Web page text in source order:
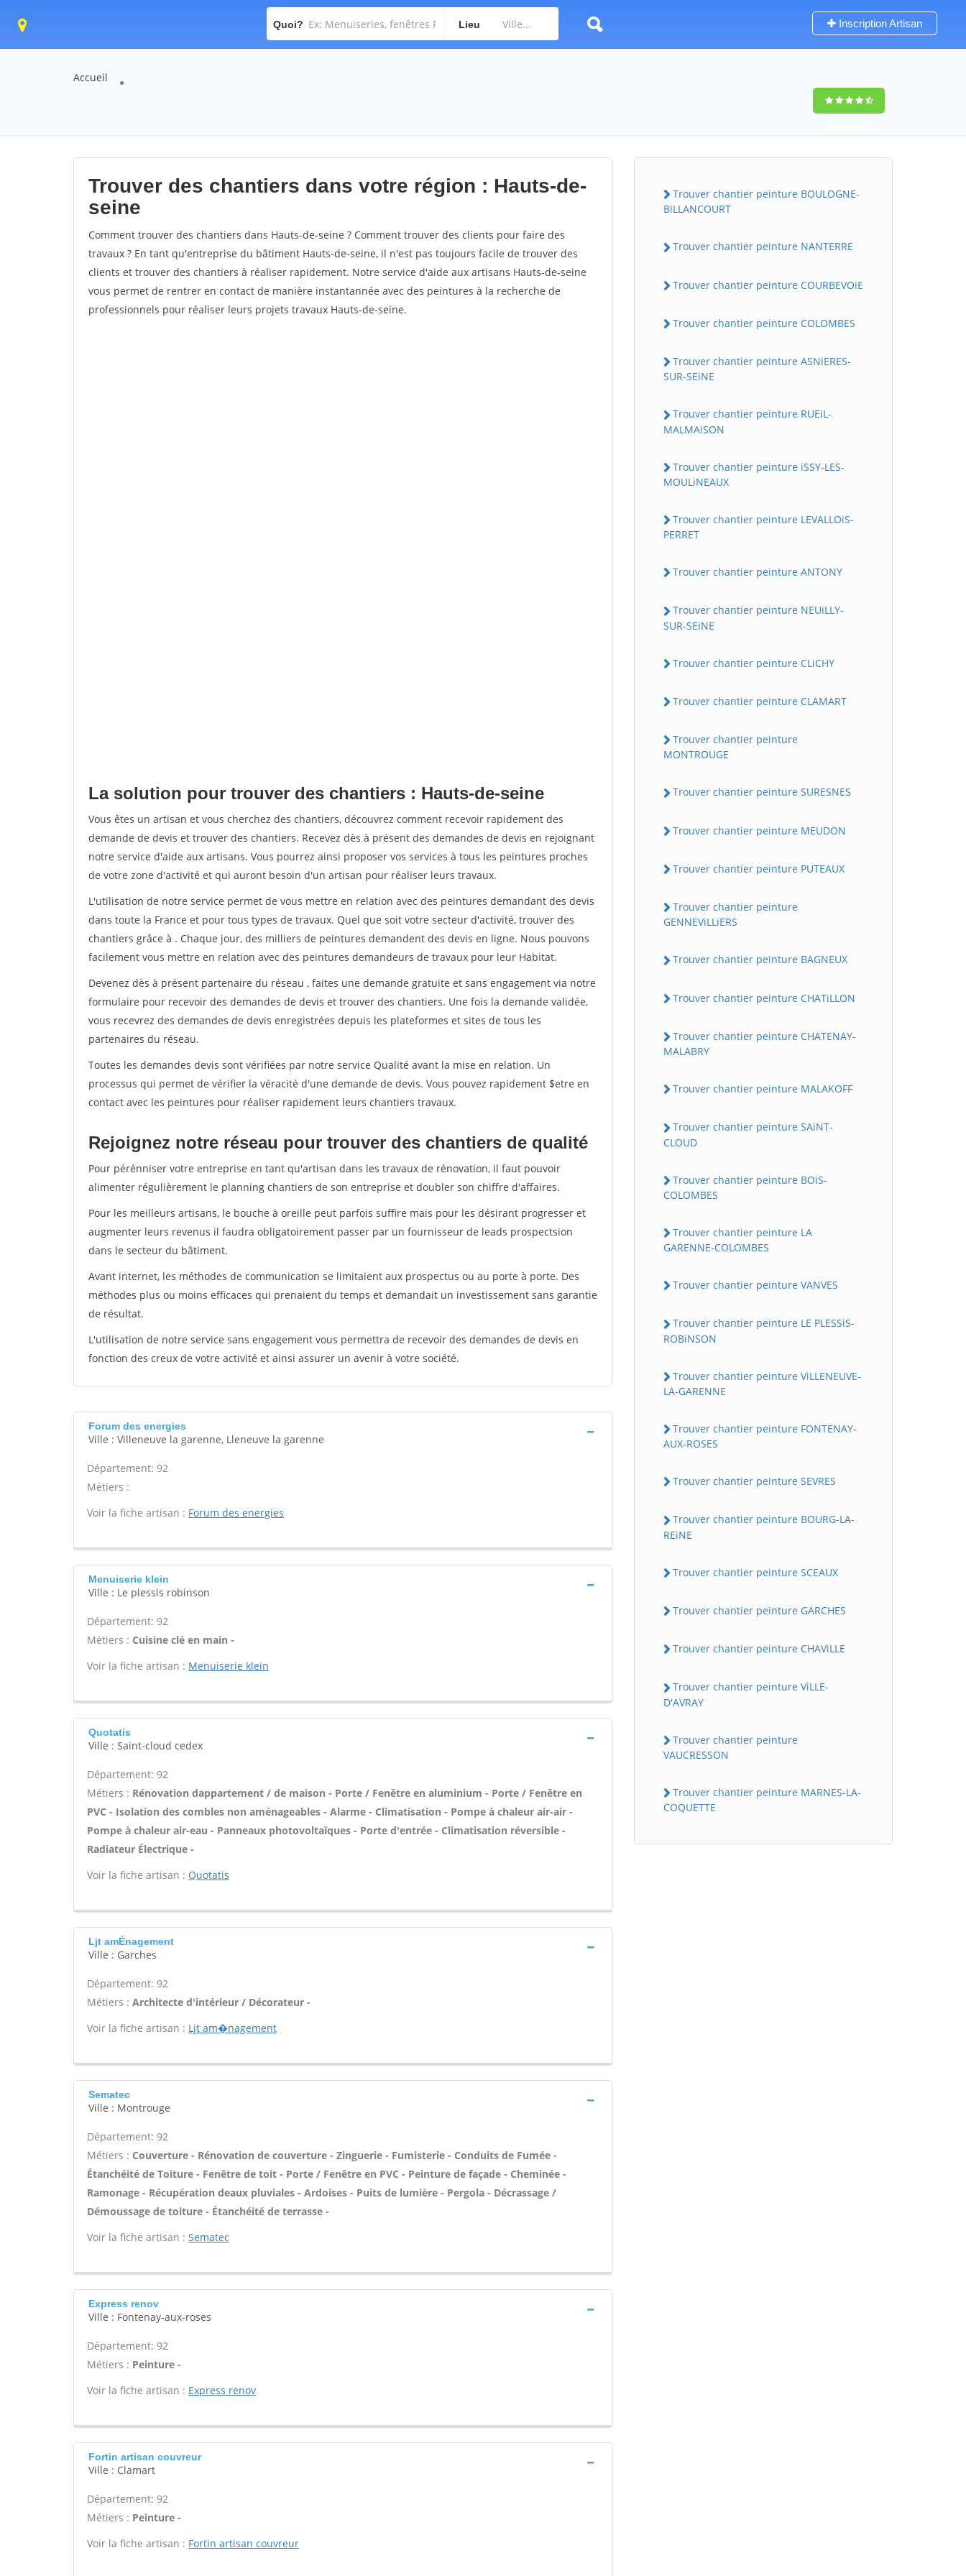
Quoi? Lieu Inscription Artisan
Accueil
Trouver des chantiers dans votre région : Hauts-de-
seine
Comment trouver des chantiers dans Hauts-de-seine ? Comment trouver des clients pour faire des
travaux ? En tant qu'entreprise du bâtiment Hauts-de-seine, il n'est pas toujours facile de trouver des
clients et trouver des chantiers à réaliser rapidement. Notre service d'aide aux artisans Hauts-de-seine
vous permet de rentrer en contact de manière instantannée avec des peintures à la recherche de
professionnels pour réaliser leurs projets travaux Hauts-de-seine.
La solution pour trouver des chantiers : Hauts-de-seine
Vous êtes un artisan et vous cherchez des chantiers, découvrez comment recevoir rapidement des
demande de devis et trouver des chantiers. Recevez dès à présent des demandes de devis en rejoignant
notre service d'aide aux artisans. Vous pourrez ainsi proposer vos services à tous les peintures proches
de votre zone d'activité et qui auront besoin d'un artisan pour réaliser leurs travaux.
L'utilisation de notre service permet de vous mettre en relation avec des peintures demandant des devis
dans toute la France et pour tous types de travaux. Quel que soit votre secteur d'activité, trouver des
chantiers grâce à . Chaque jour, des milliers de peintures demandent des devis en ligne. Nous pouvons
facilement vous mettre en relation avec des peintures demandeurs de travaux pour leur Habitat.
Devenez dès à présent partenaire du réseau , faites une demande gratuite et sans engagement via notre
formulaire pour recevoir des demandes de devis et trouver des chantiers. Une fois la demande validée,
vous recevrez des demandes de devis enregistrées depuis les plateformes et sites de tous les
partenaires du réseau.
Toutes les demandes devis sont vérifiées par notre service Qualité avant la mise en relation. Un
processus qui permet de vérifier la véracité d'une demande de devis. Vous pouvez rapidement $etre en
contact avec les peintures pour réaliser rapidement leurs chantiers travaux.
Rejoignez notre réseau pour trouver des chantiers de qualité
Pour pérénniser votre entreprise en tant qu'artisan dans les travaux de rénovation, il faut pouvoir
alimenter régulièrement le planning chantiers de son entreprise et doubler son chiffre d'affaires.
Pour les meilleurs artisans, le bouche à oreille peut parfois suffire mais pour les désirant progresser et
augmenter leurs revenus il faudra obligatoirement passer par un fournisseur de leads prospectsion
dans le secteur du bâtiment.
Avant internet, les méthodes de communication se limitaient aux prospectus ou au porte à porte. Des
méthodes plus ou moins efficaces qui prenaient du temps et demandait un investissement sans garantie
de résultat.
L'utilisation de notre service sans engagement vous permettra de recevoir des demandes de devis en
fonction des creux de votre activité et ainsi assurer un avenir à votre société.
Forum des energies
Ville : Villeneuve la garenne, Lleneuve la garenne
Département: 92
Métiers :
Voir la fiche artisan : Forum des energies
Menuiserie klein
Ville : Le plessis robinson
Département: 92
Métiers : Cuisine clé en main -
Voir la fiche artisan : Menuiserie klein
Quotatis
Ville : Saint-cloud cedex
Département: 92
Métiers : Rénovation dappartement / de maison - Porte / Fenêtre en aluminium - Porte / Fenêtre en
PVC - Isolation des combles non aménageables - Alarme - Climatisation - Pompe à chaleur air-air -
Pompe à chaleur air-eau - Panneaux photovoltaïques - Porte d'entrée - Climatisation réversible -
Radiateur Électrique -
Voir la fiche artisan : Quotatis
Ljt amÉnagement
Ville : Garches
Département: 92
Métiers : Architecte d'intérieur / Décorateur -
Voir la fiche artisan : Ljt am�nagement
Sematec
Ville : Montrouge
Département: 92
Métiers : Couverture - Rénovation de couverture - Zinguerie - Fumisterie - Conduits de Fumée -
Étanchéité de Toiture - Fenêtre de toit - Porte / Fenêtre en PVC - Peinture de façade - Cheminée -
Ramonage - Récupération deaux pluviales - Ardoises - Puits de lumière - Pergola - Décrassage /
Démoussage de toiture - Étanchéité de terrasse -
Voir la fiche artisan : Sematec
Express renov
Ville : Fontenay-aux-roses
Département: 92
Métiers : Peinture -
Voir la fiche artisan : Express renov
Fortin artisan couvreur
Ville : Clamart
Département: 92
Métiers : Peinture -
Voir la fiche artisan : Fortin artisan couvreur
Trouver chantier peinture BOULOGNE-
BiLLANCOURT
Trouver chantier peinture NANTERRE
Trouver chantier peinture COURBEVOiE
Trouver chantier peinture COLOMBES
Trouver chantier peinture ASNiERES-
SUR-SEiNE
Trouver chantier peinture RUEiL-
MALMAiSON
Trouver chantier peinture iSSY-LES-
MOULiNEAUX
Trouver chantier peinture LEVALLOiS-
PERRET
Trouver chantier peinture ANTONY
Trouver chantier peinture NEUiLLY-
SUR-SEiNE
Trouver chantier peinture CLiCHY
Trouver chantier peinture CLAMART
Trouver chantier peinture
MONTROUGE
Trouver chantier peinture SURESNES
Trouver chantier peinture MEUDON
Trouver chantier peinture PUTEAUX
Trouver chantier peinture
GENNEViLLiERS
Trouver chantier peinture BAGNEUX
Trouver chantier peinture CHATiLLON
Trouver chantier peinture CHATENAY-
MALABRY
Trouver chantier peinture MALAKOFF
Trouver chantier peinture SAiNT-
CLOUD
Trouver chantier peinture BOiS-
COLOMBES
Trouver chantier peinture LA
GARENNE-COLOMBES
Trouver chantier peinture VANVES
Trouver chantier peinture LE PLESSiS-
ROBiNSON
Trouver chantier peinture ViLLENEUVE-
LA-GARENNE
Trouver chantier peinture FONTENAY-
AUX-ROSES
Trouver chantier peinture SEVRES
Trouver chantier peinture BOURG-LA-
REiNE
Trouver chantier peinture SCEAUX
Trouver chantier peinture GARCHES
Trouver chantier peinture CHAViLLE
Trouver chantier peinture ViLLE-
D'AVRAY
Trouver chantier peinture
VAUCRESSON
Trouver chantier peinture MARNES-LA-
COQUETTE